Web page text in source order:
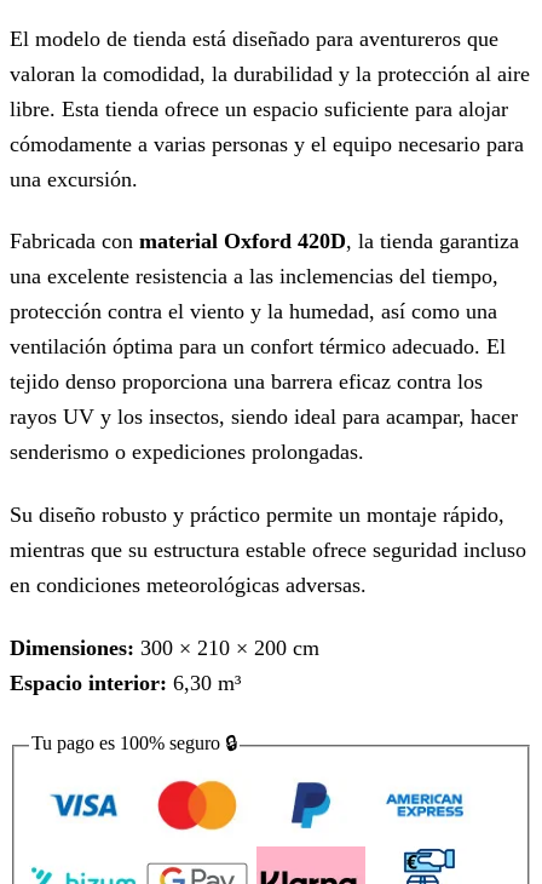
El modelo de tienda está diseñado para aventureros que
valoran la comodidad, la durabilidad y la protección al aire
libre. Esta tienda ofrece un espacio suficiente para alojar
cómodamente a varias personas y el equipo necesario para
una excursión.
Fabricada con material Oxford 420D, la tienda garantiza
una excelente resistencia a las inclemencias del tiempo,
protección contra el viento y la humedad, así como una
ventilación óptima para un confort térmico adecuado. El
tejido denso proporciona una barrera eficaz contra los
rayos UV y los insectos, siendo ideal para acampar, hacer
senderismo o expediciones prolongadas.
Su diseño robusto y práctico permite un montaje rápido,
mientras que su estructura estable ofrece seguridad incluso
en condiciones meteorológicas adversas.
Dimensiones: 300 × 210 × 200 cm
Espacio interior: 6,30 m³
Tu pago es 100% seguro 🔒